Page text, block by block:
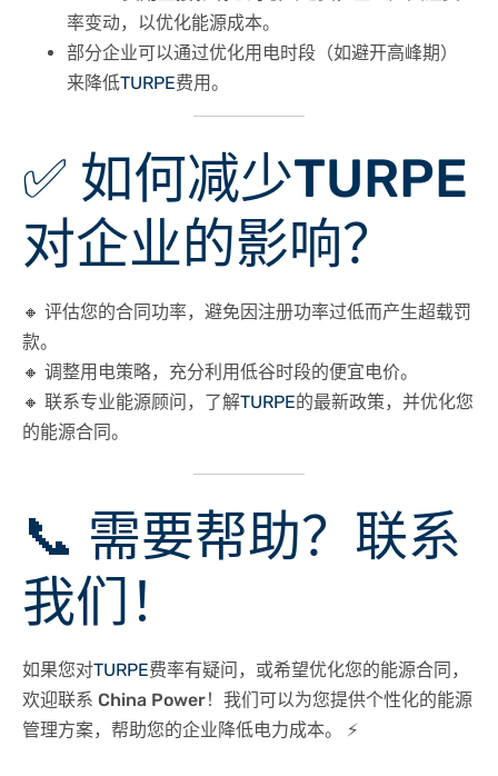
率变动，以优化能源成本。
部分企业可以通过优化用电时段 （如避开高峰期）
来降低TURPE费用。
✅ 如何减少TURPE
对企业的影响？
🔸 评估您的合同功率，避免因注册功率过低而产生超载罚
款。
🔸 调整用电策略，充分利用低谷时段的便宜电价。
🔸 联系专业能源顾问 ，了解TURPE的最新政策，并优化您
的能源合同。
📞 需要帮助？联系
我们！
如果您对TURPE费率有疑问，或希望优化您的能源合同，
欢迎联系 China Power！我们可以为您提供个性化的能源
管理方案，帮助您的企业降低电力成本。 ⚡